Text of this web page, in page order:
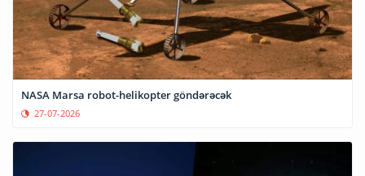
NASA Marsa robot-helikopter göndərəcək
27-07-2026